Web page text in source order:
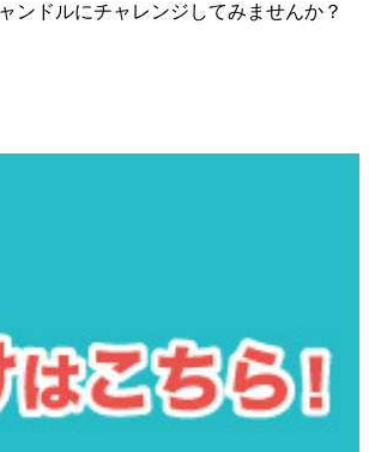
ンドルにチャレンジしてみませんか？